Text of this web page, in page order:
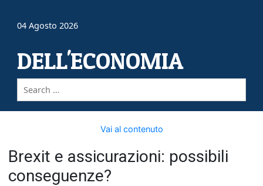
04 Agosto 2026
DELL'ECONOMIA
Vai al contenuto
Brexit e assicurazioni: possibili
conseguenze?